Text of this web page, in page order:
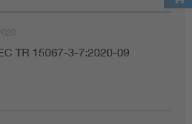
TR 15067-3-7:2020-09